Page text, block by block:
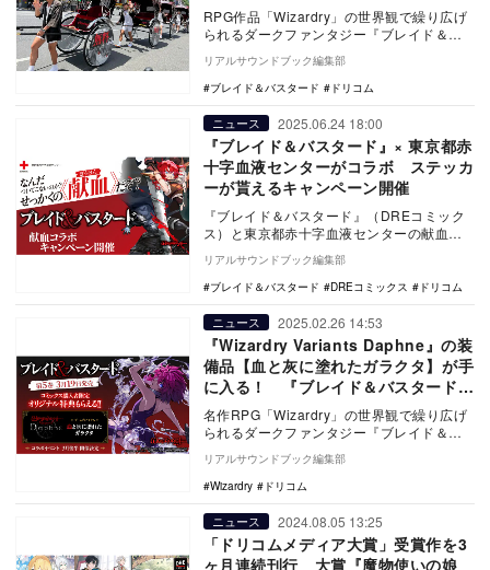
RPG作品「Wizardry」の世界観で繰り広げ
られるダークファンタジー『ブレイド＆バ
スタード』最新刊の刊行を記念し、特製ラ
ッピ…
リアルサウンドブック編集部
ブレイド＆バスタード
ドリコム
ニュース 2025.06.24 18:00
『ブレイド＆バスタード』× 東京都赤
十字血液センターがコラボ ステッカ
ーが貰えるキャンペーン開催
『ブレイド＆バスタード』（DREコミック
ス）と東京都赤十字血液センターの献血コ
ラボキャンペーンが7月1日より開催され
る。 …
リアルサウンドブック編集部
ブレイド＆バスタード
DREコミックス ドリコム
ニュース 2025.02.26 14:53
『Wizardry Variants Daphne』の装
備品【血と灰に塗れたガラクタ】が手
に入る！ 『ブレイド＆バスタード』
第5巻特典に注目
名作RPG「Wizardry」の世界観で繰り広げ
られるダークファンタジー『ブレイド＆バ
スタード』コミックス第5巻に封入される購
入…
リアルサウンドブック編集部
Wizardry
ドリコム
ニュース 2024.08.05 13:25
「ドリコムメディア大賞」受賞作を3
ヶ月連続刊行 大賞『魔物使いの娘